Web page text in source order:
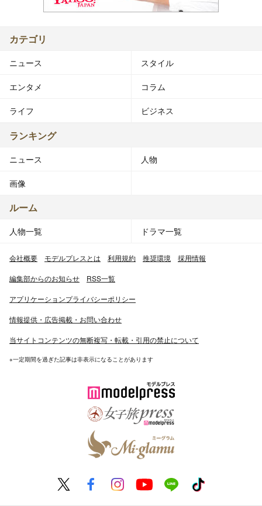
カテゴリ
ニュース スタイル
エンタメ コラム
ライフ ビジネス
ランキング
ニュース 人物
画像
ルーム
人物一覧 ドラマ一覧
会社概要 モデルプレスとは 利用規約 推奨環境 採用情報
編集部からのお知らせ RSS一覧
アプリケーションプライバシーポリシー
情報提供・広告掲載・お問い合わせ
当サイトコンテンツの無断複写・転載・引用の禁止について
※一定期間を過ぎた記事は非表示になることがあります